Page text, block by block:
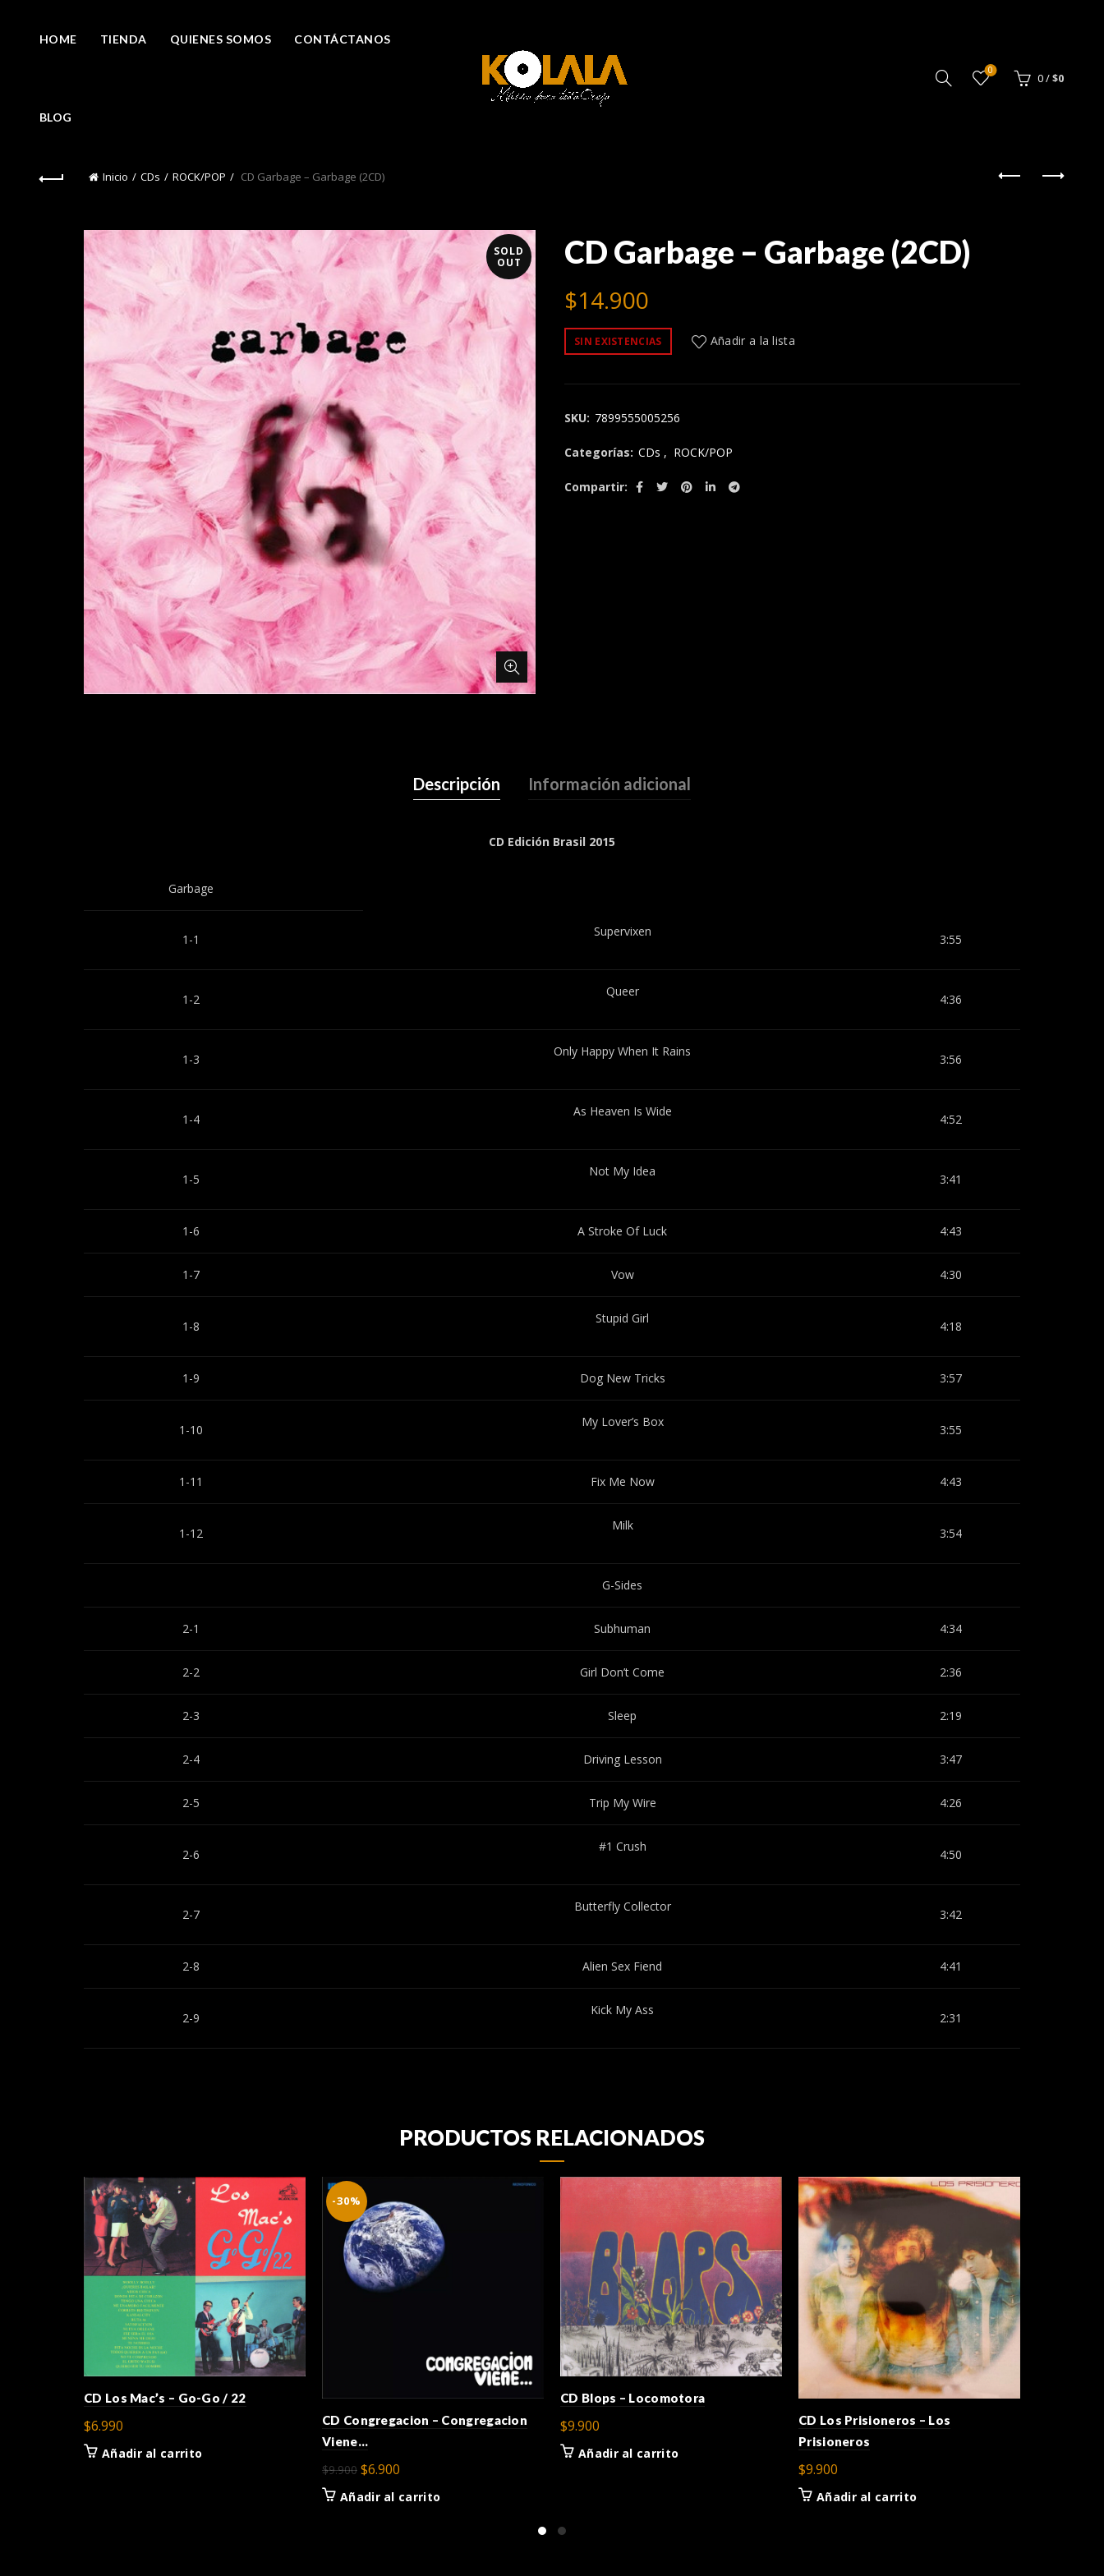
HOME TIENDA QUIENES SOMOS CONTÁCTANOS
BLOG
0
0/$0
Inicio CDs ROCK/POP CD Garbage – Garbage (2CD)
SOLD
OUT
CD Garbage – Garbage (2CD)
$14.900
SIN EXISTENCIAS Añadir a la lista
SKU: 7899555005256
Categorías: CDs , ROCK/POP
Compartir
Descripción Información adicional
CD Edición Brasil 2015
Garbage
1-1
Supervixen
3:55
1-2
Queer
4:36
1-3
Only Happy When It Rains
3:56
1-4
As Heaven Is Wide
4:52
1-5
Not My Idea
3:41
1-6 A Stroke Of Luck 4:43
1-7 Vow 4:30
1-8
Stupid Girl
4:18
1-9 Dog New Tricks 3:57
1-10
My Lover’s Box
3:55
1-11 Fix Me Now 4:43
1-12
Milk
3:54
G-Sides
2-1 Subhuman 4:34
2-2 Girl Don’t Come 2:36
2-3 Sleep 2:19
2-4 Driving Lesson 3:47
2-5 Trip My Wire 4:26
2-6
#1 Crush
4:50
2-7
Butterfly Collector
3:42
2-8 Alien Sex Fiend 4:41
2-9
Kick My Ass
2:31
PRODUCTOS RELACIONADOS
CD Los Mac’s – Go-Go / 22
$6.990
Añadir al carrito
-30%
CD Congregacion – Congregacion
Viene…
$9.900 El
precio
$6.900
precio
Añadir al carrito
CD Blops – Locomotora
$9.900
Añadir al carrito
CD Los Prisioneros – Los
Prisioneros
$9.900
Añadir al carrito